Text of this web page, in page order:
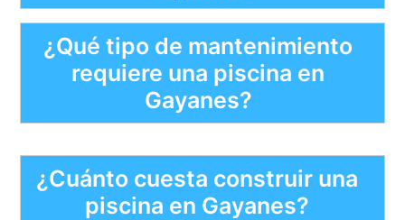
¿Qué tipo de mantenimiento
requiere una piscina en
Gayanes?
¿Cuánto cuesta construir una
piscina en Gayanes?